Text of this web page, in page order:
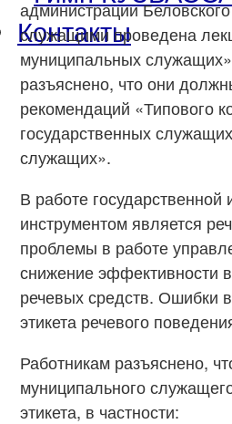
Контакты
администрации
служащими проведена
муниципальных
разъяснено, что они
рекомендаций «Типового
государственных
служащих».
В работе
инструментом является
проблемы в работе
снижение эффективности
речевых средств. Ошибки
этикета речевого
Работникам разъяснено,
муниципального
этикета, в частности: